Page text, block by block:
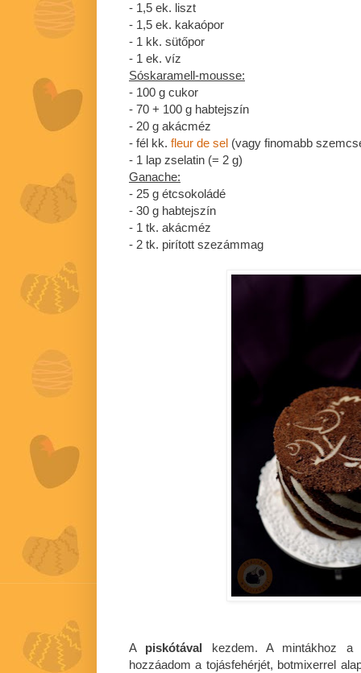
- 1,5 ek. liszt
- 1,5 ek. kakaópor
- 1 kk. sütőpor
- 1 ek. víz
Sóskaramell-mousse:
- 100 g cukor
- 70 + 100 g habtejszín
- 20 g akácméz
- fél kk. fleur de sel (vagy finomabb
- 1 lap zselatin (= 2 g)
Ganache:
- 25 g étcsokoládé
- 30 g habtejszín
- 1 tk. akácméz
- 2 tk. pirított szezámmag
A piskótával
kezdem. A mintákhoz a
hozzáadom a tojásfehérjét, botmixerrel